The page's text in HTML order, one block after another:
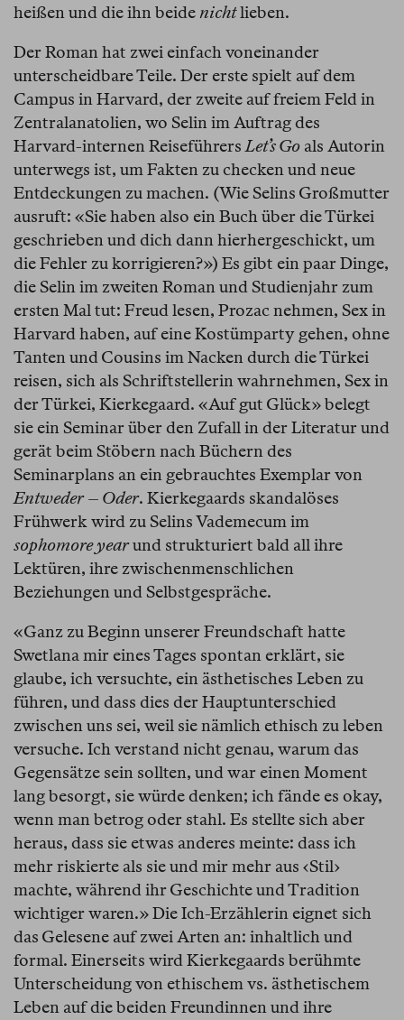
heißen und die ihn beide nichtlieben.
Der Roman hat zwei einfach voneinander
unterscheidbare Teile. Der erste spielt auf dem
Campus in Harvard, der zweite auf freiem Feld in
Zentralanatolien, wo Selin im Auftrag des
Harvard-internen ReiseführersLet’s Go als Autorin
unterwegs ist, um Fakten zu checken und neue
Entdeckungen zu machen. (Wie Selins Großmutter
ausruft: «Sie haben also ein Buch über die Türkei
geschrieben und dich dann hierhergeschickt, um
die Fehler zu korrigieren?») Es gibt ein paar Dinge,
die Selin im zweiten Roman und Studienjahr zum
ersten Mal tut: Freud lesen, Prozac nehmen, Sex in
Harvard haben, auf eine Kostümparty gehen, ohne
Tanten und Cousins im Nacken durch die Türkei
reisen, sich als Schriftstellerin wahrnehmen, Sex in
der Türkei, Kierkegaard. «Auf gut Glück» belegt
sie ein Seminar über den Zufall in der Literatur und
gerät beim Stöbern nach Büchern des
Seminarplans an ein gebrauchtes Exemplar von
Entweder – Oder. Kierkegaards skandalöses
Frühwerk wird zu Selins Vademecum im
sophomore yearund strukturiert bald all ihre
Lektüren, ihre zwischenmenschlichen
Beziehungen und Selbstgespräche.
«Ganz zu Beginn unserer Freundschaft hatte
Swetlana mir eines Tages spontan erklärt, sie
glaube, ich versuchte, ein ästhetisches Leben zu
führen, und dass dies der Hauptunterschied
zwischen uns sei, weil sie nämlich ethisch zu leben
versuche. Ich verstand nicht genau, warum das
Gegensätze sein sollten, und war einen Moment
lang besorgt, sie würde denken; ich fände es okay,
wenn man betrog oder stahl. Es stellte sich aber
heraus, dass sie etwas anderes meinte: dass ich
mehr riskierte als sie und mir mehr aus ‹Stil›
machte, während ihr Geschichte und Tradition
wichtiger waren.» Die Ich-Erzählerin eignet sich
das Gelesene auf zwei Arten an: inhaltlich und
formal. Einerseits wird Kierkegaards berühmte
Unterscheidung von ethischem vs. ästhetischem
Leben auf die beiden Freundinnen und ihre